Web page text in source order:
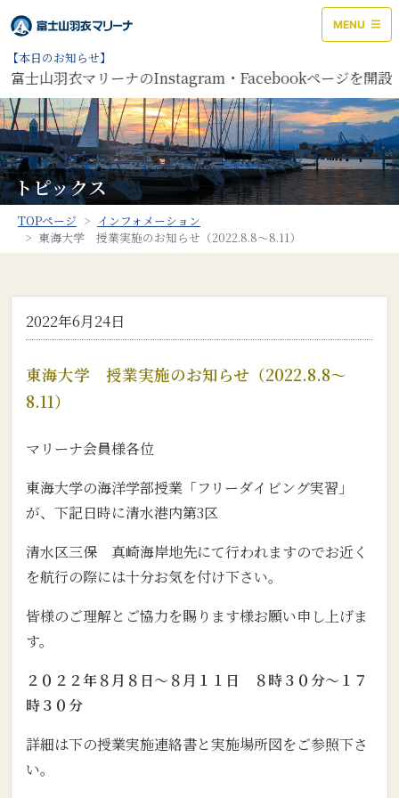
MENU
【本日のお知らせ】
富士山羽衣マリーナのInstagram・Facebookページを開設
トピックス
TOPページ
インフォメーション
東海大学 授業実施のお知らせ（2022.8.8～8.11）
2022年6月24日
東海大学 授業実施のお知らせ（2022.8.8～
8.11）
マリーナ会員様各位
東海大学の海洋学部授業「フリーダイビング実習」
が、下記日時に清水港内第3区
清水区三保 真崎海岸地先にて行われますのでお近く
を航行の際には十分お気を付け下さい。
皆様のご理解とご協力を賜ります様お願い申し上げま
す。
２０２２年８月８日～８月１１日 ８時３０分～１７
時３０分
詳細は下の授業実施連絡書と実施場所図をご参照下さ
い。